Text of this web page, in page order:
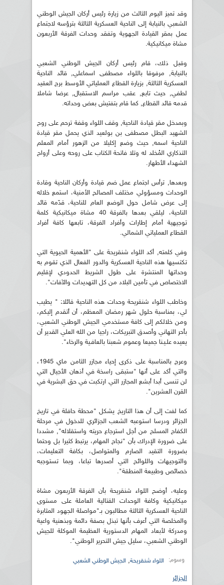
وقد تميز اليوم الثالث من زيارة رئيس أركان الجيش الوطني
الشعبي بالنيابة إلى الناحية العسكرية الثالثة بترؤسه لاجتماع
عمل بمقر القيادة الجهوية وتفقد وحدات الفرقة الأربعون
مشاة ميكانيكية.
وقبل ذلك، قام رئيس أركان الجيش الوطني الشعبي
بالنيابة, مرفوقا باللواء مصطفى اسماعلي, قائد الناحية
العسكرية الثالثة, بزيارة القطاع العملياتي الأوسط برج العقيد
لطفي, حيث تابع, عقب مراسم الاستقبال, عرضا شاملا
قدمه قائد القطاع, كما قام بتفتيش بعض وحداته.
وبمدخل مقر قيادة الناحية, وقف اللواء وقفة ترحم على روح
الشهيد البطل مصطفى بن بولعيد الذي يحمل مقر قيادة
الناحية اسمه, حيث وضع إكليلا من الزهور أمام المعلم
التذكاري المُخلد له وتلا فاتحة الكتاب على روحه وعلى أرواح
الشهداء الأطهار.
وبعدها, ترأس اجتماع عمل ضم قيادة وأركان الناحية وقادة
الوحدات ومسؤولي مختلف المصالح الأمنية، استمع خلاله
إلى عرض شامل حول الوضع العام للناحية، قدّمه قائد
الناحية، ليلقي بعدها بالفرقة 40 مشاة ميكانيكية كلمة
توجيهية أمام إطارات وأفراد الفرقة، تابعها كافة أفراد
القطاع العملياتي الشمالي.
وفي كلمته, أكد اللواء شنقريحة على "الأهمية الحيوية التي
تكتسيها هذه الناحية العسكرية والدور الفعال الذي تقوم به
وحداتها المنتشرة على طول الشريط الحدودي لإقليم
الاختصاص في تأمين البلاد من كل التهديدات والآفات".
وخاطب اللواء شنقريحة وحدات هذه الناحية قائلا: " يطيب
لي، بمناسبة حلول شهر رمضان المعظم، أن أتقدم إليكم،
ومن خلالكم إلى كافة مستخدمي الجيش الوطني الشعبي،
بأحر التهاني وأصدق التبريكات، راجيا من الله العلي القدير أن
يعيده علـيـنا جميعا وعموم شعبنا بالعافـية والرخاء".
وعرج بالمناسبة على ذكرى إحياء مجازر الثامن ماي 1945،
والتي أكد على أنها "ستبقى راسخة في أذهان الأجيال التي
لن تنسى أبدا أبشع المجازر التي ارتكبت في حق البشرية في
القرن العشرين".
كما لفت إلى أن هذا التاريخ يشكل "محطة حافلة في تاريخ
الجزائر ودرسا استوعبه الشعب الجزائري للدخول في مرحلة
الكفاح المسلح من أجل استرجاع حريته واستقلاله", مشددا
على ضرورة الإدراك بأن "نجاح المهام، يرتبط كثيرا بل وحتما
بضرورة التقيد الصارم والمتواصل، بكافة التعليمات،
والتوجيهات واللوائح التي أصدرها تباعا، وبما تستوجبه
خصائص وطبيعة المنطقة".
وعليه، أوضح اللواء شنقريحة بأن الفرقة الأربعون مشاة
ميكانيكية وكافة الوحدات القتالية العاملة على مستوى
الناحية العسكرية الثالثة مطالبون بـ"مواصلة الجهود المثابرة
والمخلصة التي أعرف بأنها تبذل بصفة دائمة وبذهنية واعية
ومدركة لأبعاد المهام الدستورية العظيمة الموكلة للجيش
الوطني الشعبي، سليل جيش التحرير الوطني".
وسوم: اللواء شنقريحة, الجيش الوطني الشعبي
الجزائر